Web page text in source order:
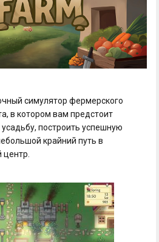
симулятор фермерского
в котором вам предстоит
построить успешную
крайний путь в